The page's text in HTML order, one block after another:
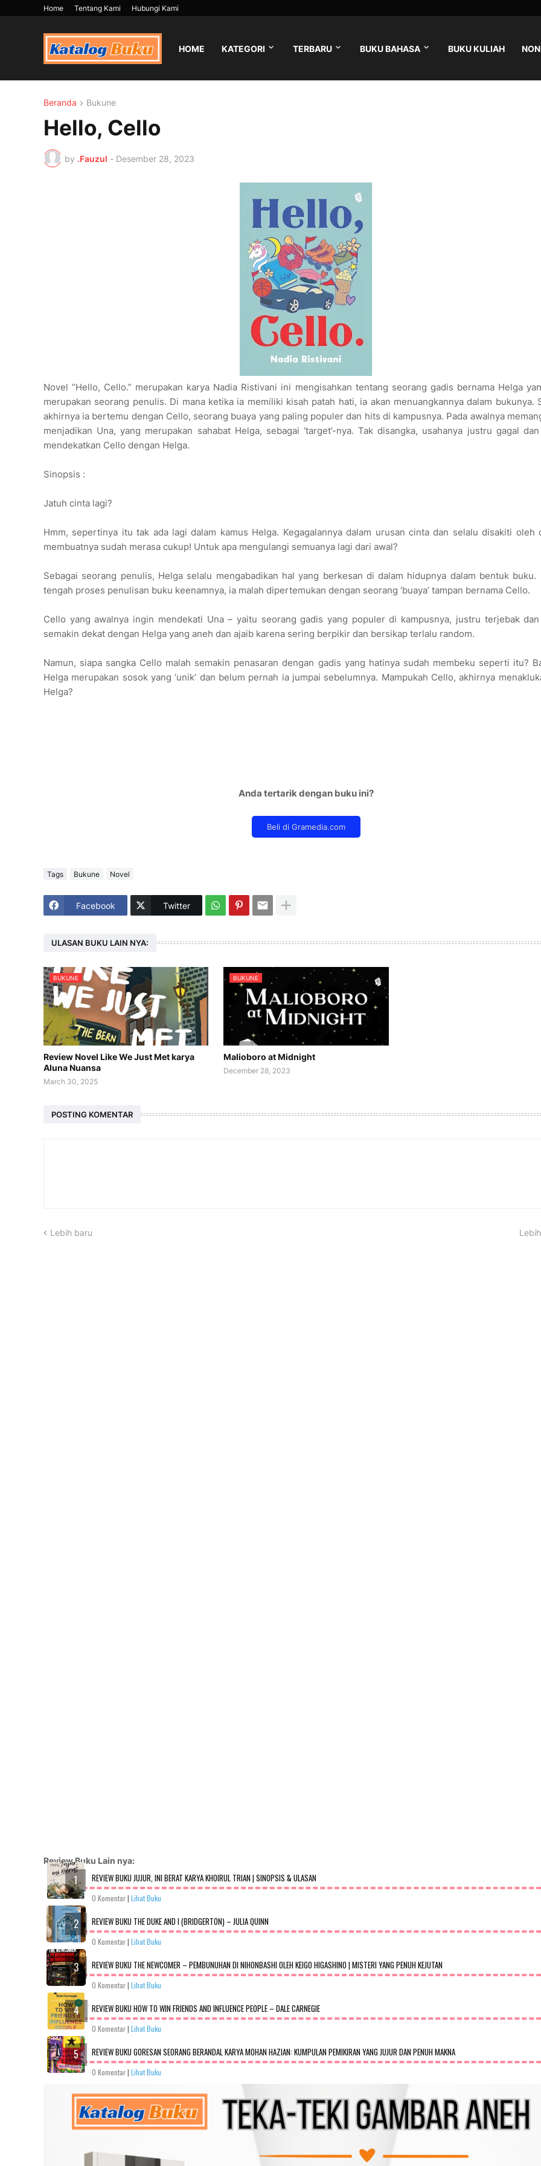
Home Tentang Kami Hubungi Kami
HOME KATEGORI TERBARU BUKU BAHASA BUKU KULIAH
Beranda Bukune
Hello, Cello
by .Fauzul - Desember 28, 2023
Novel “Hello, Cello.” merupakan karya Nadia Ristivani ini mengisahkan tentang seorang gadis bernama Helga
merupakan seorang penulis. Di mana ketika ia memiliki kisah patah hati, ia akan menuangkannya dalam bukunya.
akhirnya ia bertemu dengan Cello, seorang buaya yang paling populer dan hits di kampusnya. Pada awalnya
menjadikan Una, yang merupakan sahabat Helga, sebagai ‘target’-nya. Tak disangka, usahanya justru gagal
mendekatkan Cello dengan Helga.
Sinopsis :
Jatuh cinta lagi?
Hmm, sepertinya itu tak ada lagi dalam kamus Helga. Kegagalannya dalam urusan cinta dan selalu disakiti oleh
membuatnya sudah merasa cukup! Untuk apa mengulangi semuanya lagi dari awal?
Sebagai seorang penulis, Helga selalu mengabadikan hal yang berkesan di dalam hidupnya dalam bentuk buku.
tengah proses penulisan buku keenamnya, ia malah dipertemukan dengan seorang ‘buaya’ tampan bernama Cello.
Cello yang awalnya ingin mendekati Una – yaitu seorang gadis yang populer di kampusnya, justru terjebak
semakin dekat dengan Helga yang aneh dan ajaib karena sering berpikir dan bersikap terlalu random.
Namun, siapa sangka Cello malah semakin penasaran dengan gadis yang hatinya sudah membeku seperti itu?
Helga merupakan sosok yang ‘unik’ dan belum pernah ia jumpai sebelumnya. Mampukah Cello, akhirnya
Helga?
Anda tertarik dengan buku ini?
Tags Bukune Novel
Facebook Twitter
ULASAN BUKU LAIN NYA:
BUKUNE
Review Novel Like We Just Met karya
Aluna Nuansa
March 30, 2025
BUKUNE
Malioboro at Midnight
December 28, 2023
POSTING KOMENTAR
Lebih baru
Review Buku Lain nya:
REVIEW BUKU JUJUR, INI BERAT KARYA KHOIRUL TRIAN | SINOPSIS & ULASAN
0 Komentar| Lihat Buku
REVIEW BUKU THE DUKE AND I (BRIDGERTON) – JULIA QUINN
0 Komentar| Lihat Buku
REVIEW BUKU THE NEWCOMER – PEMBUNUHAN DI NIHONBASHI OLEH KEIGO HIGASHINO | MISTERI YANG PENUH KEJUTAN
0 Komentar| Lihat Buku
REVIEW BUKU HOW TO WIN FRIENDS AND INFLUENCE PEOPLE – DALE CARNEGIE
0 Komentar| Lihat Buku
REVIEW BUKU GORESAN SEORANG BERANDAL KARYA MOHAN HAZIAN: KUMPULAN PEMIKIRAN YANG JUJUR DAN PENUH MAKNA
0 Komentar| Lihat Buku